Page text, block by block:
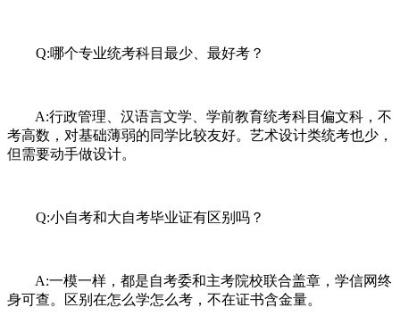
Q:哪个专业统考科目最少、最好考？
A:行政管理、汉语言文学、学前教育统考科目偏文科，不
考高数，对基础薄弱的同学比较友好。艺术设计类统考也少，
但需要动手做设计。
Q:小自考和大自考毕业证有区别吗？
A:一模一样，都是自考委和主考院校联合盖章，学信网终
身可查。区别在怎么学怎么考，不在证书含金量。